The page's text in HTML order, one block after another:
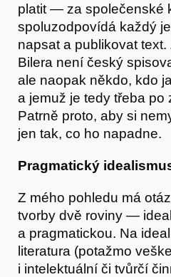
platit — za společenské
spoluzodpovídá každý
napsat a publikovat
Bilera není český
ale naopak někdo, kdo
a jemuž je tedy třeba po
Patrně proto, aby si
jen tak, co ho napadne.
Pragmatický
Z mého pohledu má
tvorby dvě roviny —
a pragmatickou. Na
literatura (potažmo
i intelektuální či tvůrčí